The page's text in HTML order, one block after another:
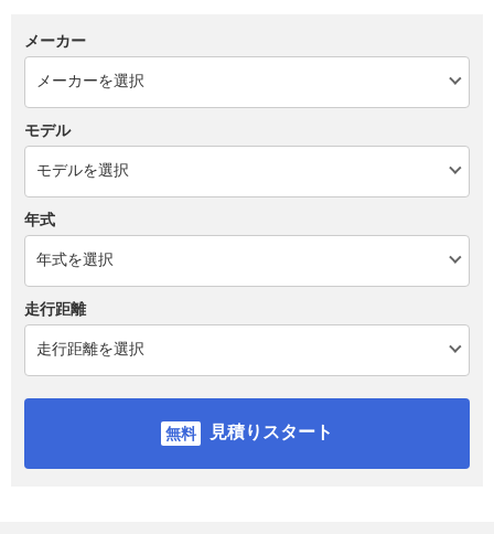
メーカー
モデル
年式
走行距離
見積りスタート